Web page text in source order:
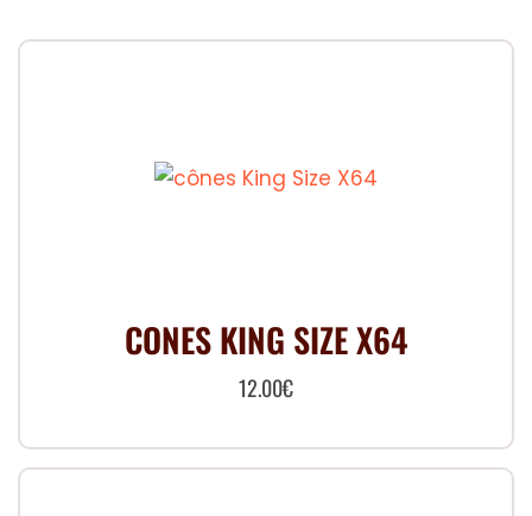
CONES KING SIZE X64
12.00€